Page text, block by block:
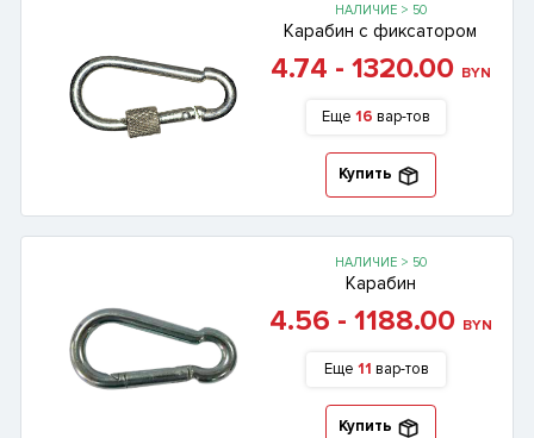
НАЛИЧИЕ > 50
Карабин с фиксатором
4.74 - 1320.00 BYN
Еще 16 вар-тов
Купить
НАЛИЧИЕ > 50
Карабин
4.56 - 1188.00 BYN
Еще 11 вар-тов
Купить